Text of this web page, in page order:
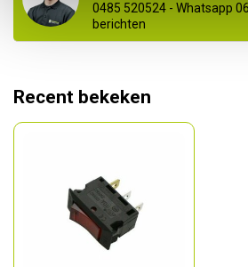
0485 520524 - Whatsapp
berichten
Recent bekeken